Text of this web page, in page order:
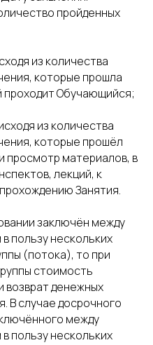
пройденных
из количества
которые прошла
проходит Обучающийся;
из количества
которые прошёл
просмотр материалов, в
лекций, к
Занятия.
заключён между
пользу нескольких
(потока), то при
стоимость
возврат денежных
В случае досрочного
между
пользу нескольких